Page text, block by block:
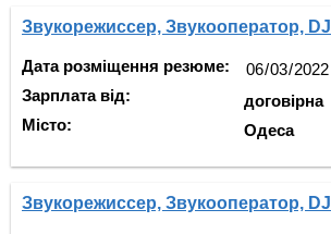
Звукорежиссер, Звукооператор, DJ
Дата розміщення резюме:
Зарплата від:
Місто:
договірна
Одеса
Звукорежиссер, Звукооператор, DJ